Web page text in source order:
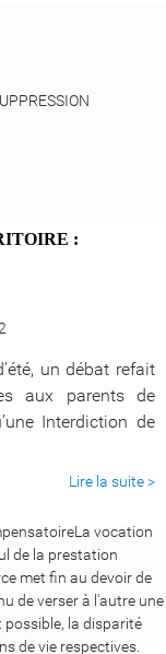
:
un débat refait
aux parents de
Interdiction de
Lire la suite >